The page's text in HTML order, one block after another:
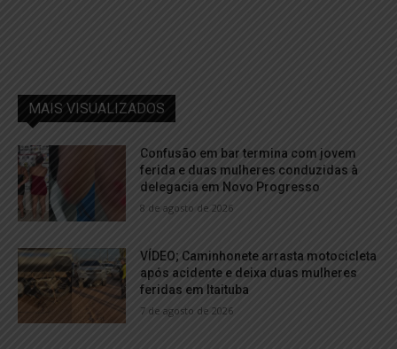
MAIS VISUALIZADOS
Confusão em bar termina com jovem
ferida e duas mulheres conduzidas à
delegacia em Novo Progresso
8 de agosto de 2026
VÍDEO; Caminhonete arrasta motocicleta
após acidente e deixa duas mulheres
feridas em Itaituba
7 de agosto de 2026